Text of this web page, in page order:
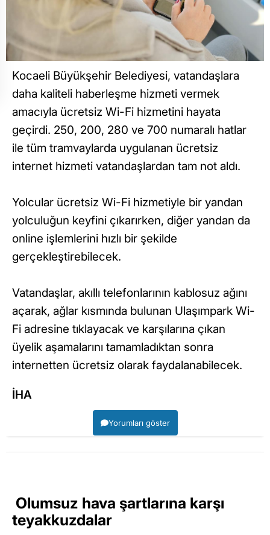
Kocaeli Büyükşehir Belediyesi, vatandaşlara
daha kaliteli haberleşme hizmeti vermek
amacıyla ücretsiz Wi-Fi hizmetini hayata
geçirdi. 250, 200, 280 ve 700 numaralı hatlar
ile tüm tramvaylarda uygulanan ücretsiz
internet hizmeti vatandaşlardan tam not aldı.
Yolcular ücretsiz Wi-Fi hizmetiyle bir yandan
yolculuğun keyfini çıkarırken, diğer yandan da
online işlemlerini hızlı bir şekilde
gerçekleştirebilecek.
Vatandaşlar, akıllı telefonlarının kablosuz ağını
açarak, ağlar kısmında bulunan Ulaşımpark Wi-
Fi adresine tıklayacak ve karşılarına çıkan
üyelik aşamalarını tamamladıktan sonra
internetten ücretsiz olarak faydalanabilecek.
İHA
Yorumları göster
Olumsuz hava şartlarına karşı
teyakkuzdalar